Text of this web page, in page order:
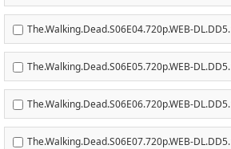
anix.mkv
The.Walking.Dead.S06E04.720p.WEB-
anix.mkv
The.Walking.Dead.S06E05.720p.WEB-
anix.mkv
The.Walking.Dead.S06E06.720p.WEB-
anix.mkv
The.Walking.Dead.S06E07.720p.WEB-